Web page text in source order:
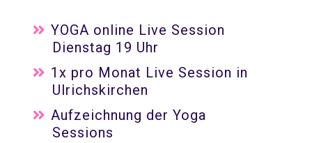
YOGA online Live Session
Dienstag 19 Uhr
1x pro Monat Live Session in
Ulrichskirchen
Aufzeichnung der Yoga
Sessions